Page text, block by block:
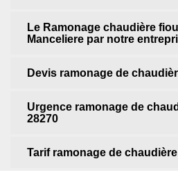
Le Ramonage chaudière
Manceliere par notre
Devis ramonage de
Urgence ramonage de
28270
Tarif ramonage de chaudière